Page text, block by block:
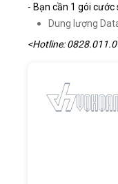
- Bạn cần 1 gói
Dung lượng
<Hotline: